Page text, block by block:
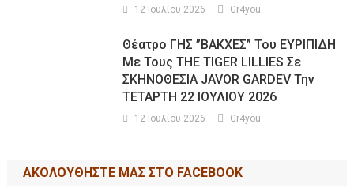
12 Ιουλίου 2026 Gr4you
Θέατρο ΓΗΣ ”ΒΑΚΧΕΣ” Του ΕΥΡΙΠΙΔΗ
Με Τους THE TIGER LILLIES Σε
ΣΚΗΝΟΘΕΣΙΑ JAVOR GARDEV Την
ΤΕΤΑΡΤΗ 22 ΙΟΥΛΙΟΥ 2026
12 Ιουλίου 2026 Gr4you
ΑΚΟΛΟΥΘΉΣΤΕ ΜΑΣ ΣΤΟ FACEBOOK